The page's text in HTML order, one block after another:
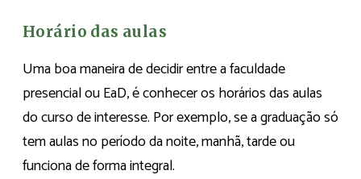
Horário das aulas
Uma boa maneira de decidir entre a faculdade
presencial ou EaD, é conhecer os horários das aulas
do curso de interesse. Por exemplo, se a graduação só
tem aulas no período da noite, manhã, tarde ou
funciona de forma integral.